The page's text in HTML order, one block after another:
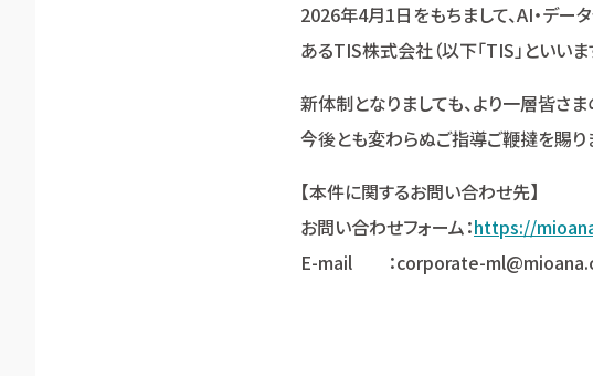
2026年4月1日をもちまして、AI・デー
あるTIS株式会社（以下「TIS」といいま
新体制となりましても、より一層皆さ
今後とも変わらぬご指導ご鞭撻を賜り
【本件に関するお問い合わせ先】
お問い合わせフォーム：https://
E-mail ：corporate-